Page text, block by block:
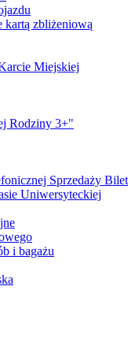
kartą zbliżeniową
Miejskiej
Rodziny 3+"
Sprzedaży
Uniwersyteckiej
i bagażu